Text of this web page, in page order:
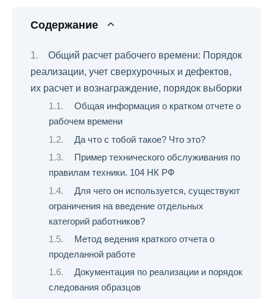
Содержание
Общий расчет рабочего времени: Порядок
реализации, учет сверхурочных и дефектов,
их расчет и вознаграждение, порядок выборки
Общая информация о кратком отчете о
рабочем времени
Да что с тобой такое? Что это?
Пример технического обслуживания по
правилам техники. 104 НК РФ
Для чего он используется, существуют
ограничения на введение отдельных
категорий работников?
Метод ведения краткого отчета о
проделанной работе
Документация по реализации и порядок
следования образцов